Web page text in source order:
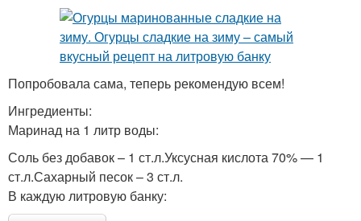
Попробовала сама, теперь рекомендую всем!
Ингредиенты:
Маринад на 1 литр воды:
Соль без добавок – 1 ст.л.Уксусная кислота 70% — 1
ст.л.Сахарный песок – 3 ст.л.
В каждую литровую банку: